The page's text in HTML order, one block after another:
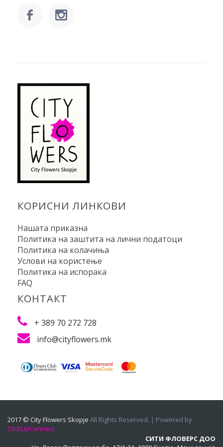
КОРИСНИ ЛИНКОВИ
Нашата приказна
Политика на заштита на лични податоци
Политика на колачиња
Услови на користење
Политика на испорака
FAQ
КОНТАКТ
+ 389 70 272 728
info@cityflowers.mk
2017 © City Flowers Skopje All Rights Reserved. | Powered by
ClickUpConnect
СИТИ ФЛОВЕРС ДОО